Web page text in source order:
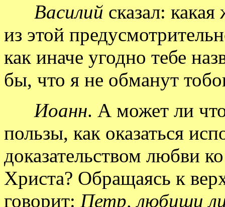
Василий сказал:
из этой
как иначе угодно тебе
бы, что я не обманут
Иоанн. А может ли
пользы, как оказаться
доказательством любви
Христа? Обращаясь к
говорит: Петр, любиши